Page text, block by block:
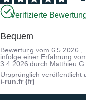
Verifizierte
Bequem
Bewertung vom6.5.2026
infolge einer Erfahrung
3.4.2026 durch Matthieu G.
Ursprünglich veröffentlicht
i-run.fr (fr)